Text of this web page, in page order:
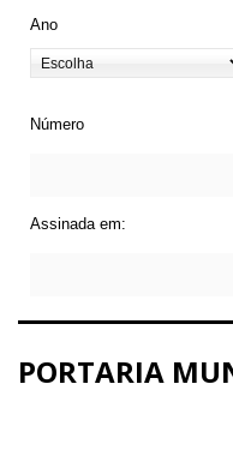
Ano
Número
Assinada em:
PORTARIA